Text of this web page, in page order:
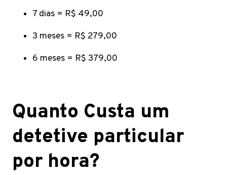
7 dias = R$ 49,00
3 meses = R$ 279,00
6 meses = R$ 379,00
Quanto Custa um
detetive particular
por hora?